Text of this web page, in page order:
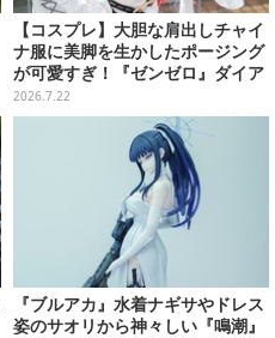
【コスプレ】大胆な肩出しチャイ
ナ服に美脚を生かしたポージング
が可愛すぎ！『ゼンゼロ』ダイア
リンの美女レイヤーは髪型にも注
目【写真9枚】
2026.7.22
『ブルアカ』水着ナギサやドレス
姿のサオリから神々しい『鳴潮』